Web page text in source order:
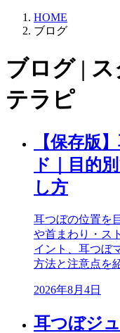
HOME
ブログ
ブログ |
テラピ
【保存版
ド｜目的
し方
耳つぼの位置を
や首まわり・ス
イント、耳つぼ
方法と注意点を
2026年8月4日
耳つぼジ